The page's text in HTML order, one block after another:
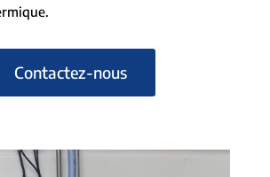
Contactez-nous